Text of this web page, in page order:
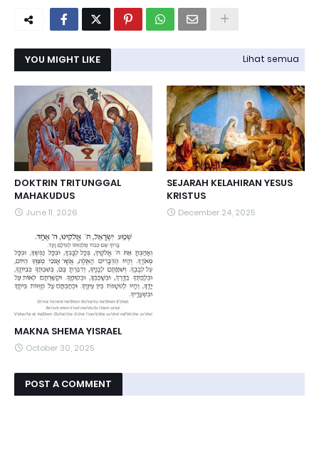
YOU MIGHT LIKE Lihat semua
DOKTRIN TRITUNGGAL
MAHAKUDUS
June 11, 2026
SEJARAH KELAHIRAN YESUS
KRISTUS
December 24, 2025
MAKNA SHEMA YISRAEL
October 30, 2025
POST A COMMENT